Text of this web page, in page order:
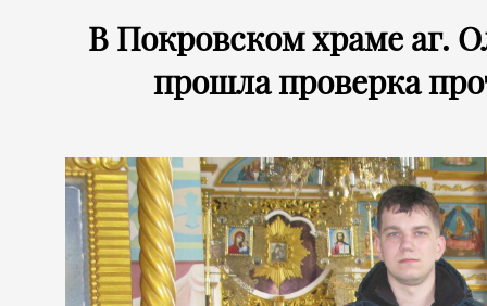
В Покровском храме аг.
прошла проверка